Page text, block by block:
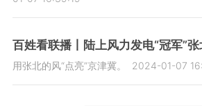
百姓看联播丨陆上风力发电“冠军”
用张北的风“点亮”京津冀。 2024-01-07